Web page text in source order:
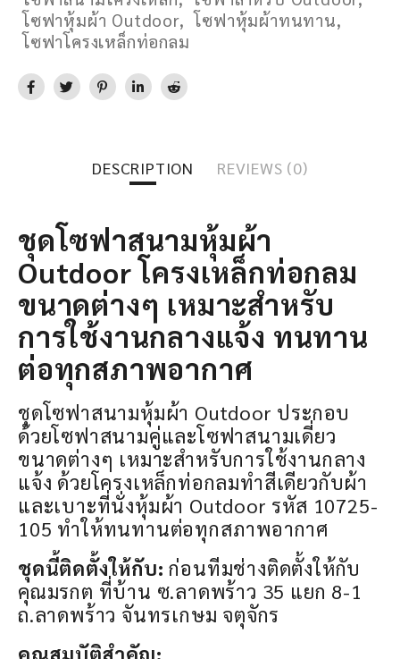
โซฟาหุ้มผ้า Outdoor, โซฟาหุ้มผ้าทนทาน,
โซฟาโครงเหล็กท่อกลม
DESCRIPTION REVIEWS (0)
ชุดโซฟาสนามหุ้มผ้า
Outdoor โครงเหล็กท่อกลม
ขนาดต่างๆ เหมาะสำหรับ
การใช้งานกลางแจ้ง ทนทาน
ต่อทุกสภาพอากาศ
ชุดโซฟาสนามหุ้มผ้า Outdoor ประกอบ
ด้วยโซฟาสนามคู่และโซฟาสนามเดี่ยว
ขนาดต่างๆ เหมาะสำหรับการใช้งานกลาง
แจ้ง ด้วยโครงเหล็กท่อกลมทำสีเดียวกับผ้า
และเบาะที่นั่งหุ้มผ้า Outdoor รหัส 10725-
105 ทำให้ทนทานต่อทุกสภาพอากาศ
ชุดนี้ติดตั้งให้กับ: ก่อนทีมช่างติดตั้งให้กับ
คุณมรกต ที่บ้าน ซ.ลาดพร้าว 35 แยก 8-1
ถ.ลาดพร้าว จันทรเกษม จตุจักร
คุณสมบัติสำคัญ: